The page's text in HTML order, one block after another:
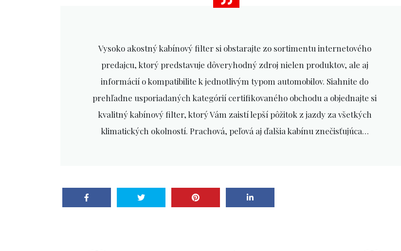
Vysoko akostný kabínový filter si obstarajte zo sortimentu internetového
predajcu, ktorý predstavuje dôveryhodný zdroj nielen produktov, ale aj
informácií o kompatibilite k jednotlivým typom automobilov. Siahnite do
prehľadne usporiadaných kategórií certifikovaného obchodu a objednajte si
kvalitný kabínový filter, ktorý Vám zaistí lepší pôžitok z jazdy za všetkých
klimatických okolností. Prachová, peľová aj ďalšia kabínu znečisťujúca…